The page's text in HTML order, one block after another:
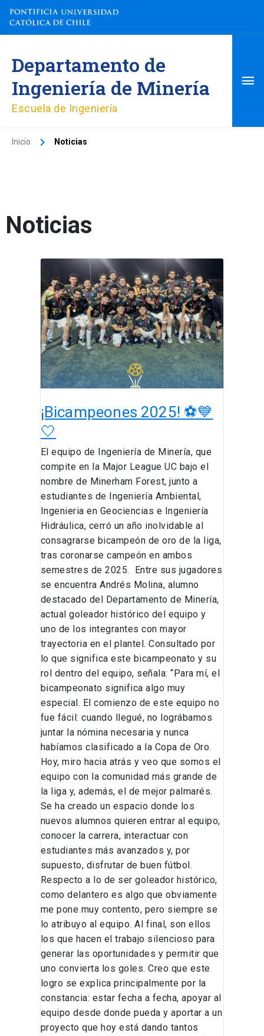
contenido
Departamento de
Ingeniería de Minería
Escuela de Ingeniería
Inicio Noticias
Noticias
¡Bicampeones 2025! ⚽💙
🤍
El equipo de Ingeniería de Minería, que
compite en la Major League UC bajo el
nombre de Minerham Forest, junto a
estudiantes de Ingeniería Ambiental,
Ingenieria en Geociencias e Ingeniería
Hidráulica, cerró un año inolvidable al
consagrarse bicampeón de oro de la liga,
tras coronarse campeón en ambos
semestres de 2025. Entre sus jugadores
se encuentra Andrés Molina, alumno
destacado del Departamento de Minería,
actual goleador histórico del equipo y
uno de los integrantes con mayor
trayectoria en el plantel. Consultado por
lo que significa este bicampeonato y su
rol dentro del equipo, señala: “Para mí, el
bicampeonato significa algo muy
especial. El comienzo de este equipo no
fue fácil: cuando llegué, no lográbamos
juntar la nómina necesaria y nunca
habíamos clasificado a la Copa de Oro.
Hoy, miro hacia atrás y veo que somos el
equipo con la comunidad más grande de
la liga y, además, el de mejor palmarés.
Se ha creado un espacio donde los
nuevos alumnos quieren entrar al equipo,
conocer la carrera, interactuar con
estudiantes más avanzados y, por
supuesto, disfrutar de buen fútbol.
Respecto a lo de ser goleador histórico,
como delantero es algo que obviamente
me pone muy contento, pero siempre se
lo atribuyo al equipo. Al final, son ellos
los que hacen el trabajo silencioso para
generar las oportunidades y permitir que
uno convierta los goles. Creo que este
logro se explica principalmente por la
constancia: estar fecha a fecha, apoyar al
equipo desde donde pueda y aportar a un
proyecto que hoy está dando tantos
¡Bicampeones
2025!
⚽
💙
🤍